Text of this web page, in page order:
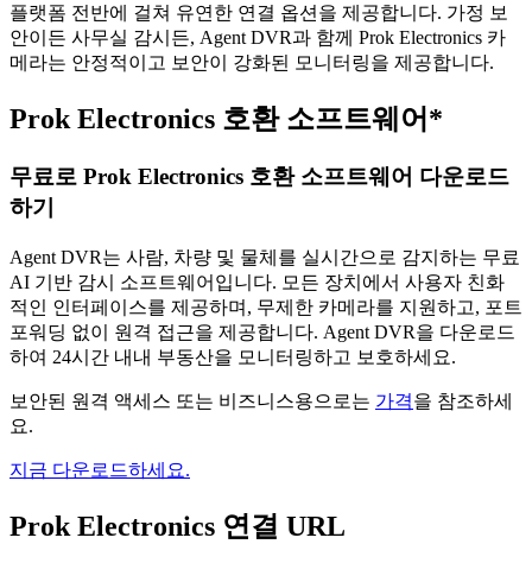
플랫폼 전반에 걸쳐 유연한 연결 옵션을 제공합니다. 가정 보
안이든 사무실 감시든, Agent DVR과 함께 Prok Electronics 카
메라는 안정적이고 보안이 강화된 모니터링을 제공합니다.
Prok Electronics 호환 소프트웨어*
무료로 Prok Electronics 호환 소프트웨어 다운로드
하기
Agent DVR는 사람, 차량 및 물체를 실시간으로 감지하는 무료
AI 기반 감시 소프트웨어입니다. 모든 장치에서 사용자 친화
적인 인터페이스를 제공하며, 무제한 카메라를 지원하고, 포트
포워딩 없이 원격 접근을 제공합니다. Agent DVR을 다운로드
하여 24시간 내내 부동산을 모니터링하고 보호하세요.
보안된 원격 액세스 또는 비즈니스용으로는 가격을 참조하세
요.
지금 다운로드하세요.
Prok Electronics 연결 URL